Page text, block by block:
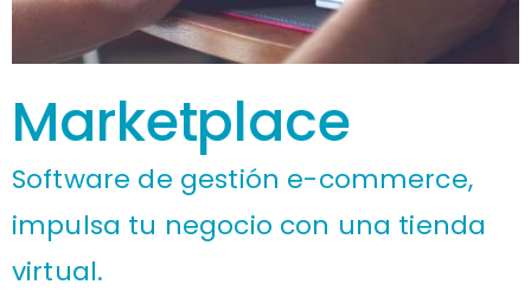
Marketplace
Software de gestión e-commerce,
impulsa tu negocio con una tienda
virtual.